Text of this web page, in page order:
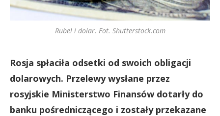
Rubel i dolar. Fot. Shutterstock.com
Rosja spłaciła odsetki od swoich obligacji
dolarowych. Przelewy wysłane przez
rosyjskie Ministerstwo Finansów dotarły do
banku pośredniczącego i zostały przekazane